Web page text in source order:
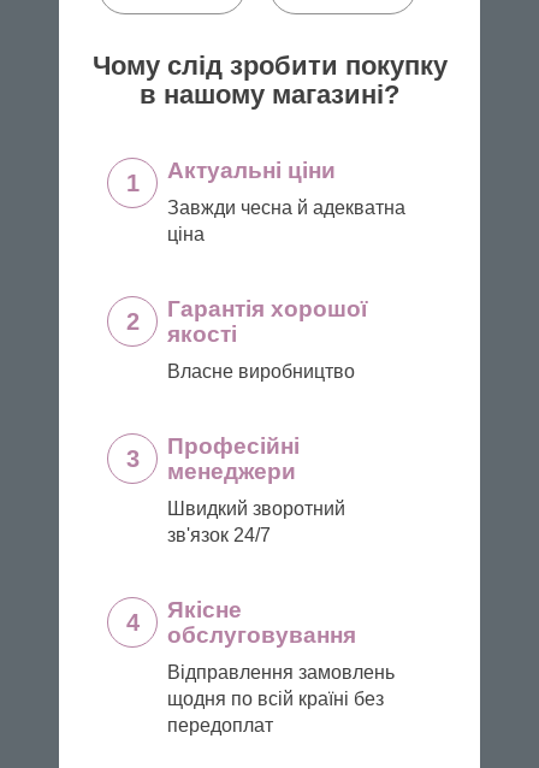
Чому слід зробити покупку
в нашому магазині?
1 Актуальні ціни
Завжди чесна й адекватна
ціна
2
Гарантія хорошої
якості
Власне виробництво
3
Професійні
менеджери
Швидкий зворотний
зв'язок 24/7
4
Якісне
обслуговування
Відправлення замовлень
щодня по всій країні без
передоплат